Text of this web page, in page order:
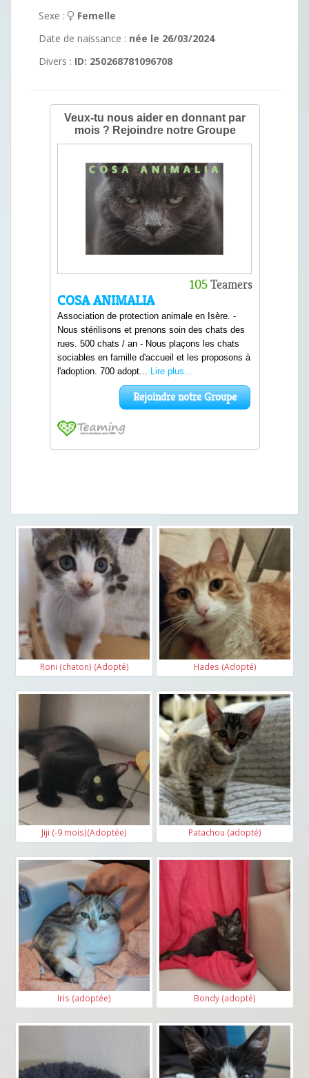
Sexe :
Femelle
Date de naissance : née le 26/03/2024
Divers : ID: 250268781096708
Roni (chaton) (Adopté) Hades (Adopté)
Jiji (-9 mois)(Adoptée) Patachou (adopté)
Iris (adoptée) Bondy (adopté)